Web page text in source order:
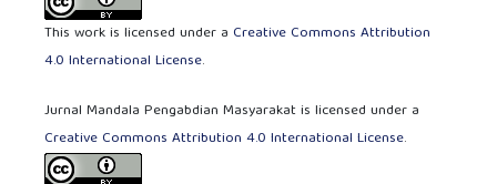
This work is licensed under a Creative Commons Attribution
4.0 International License.
Jurnal Mandala Pengabdian Masyarakat is licensed under a
Creative Commons Attribution 4.0 International License.